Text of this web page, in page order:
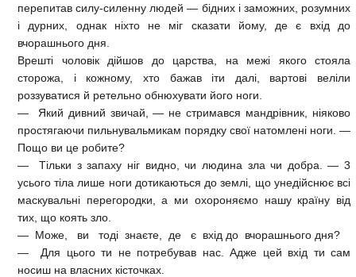
перепитав силу-силенну людей — бідних і заможних, розумних
і дурних, однак ніхто не міг сказати йому, де є вхід до
вчорашнього дня.
Врешті чоловік дійшов до царства, на межі якого стояла
сторожа, і кожному, хто бажав іти далі, вартові веліли
роззуватися й ретельно обнюхувати його ноги.
— Який дивний звичай, — не стримався мандрівник, ніяково
простягаючи пильнувальмикам порядку свої натомлені ноги. —
Пощо ви це робите?
— Тільки з запаху ніг видно, чи людина зла чи добра. — 3
усього тіла лише ноги дотикаються до землі, що унедійснює всі
маскувальні перегородки, а ми охороняємо нашу країну від
тих, що коять зло.
— Може, ви тоді знаєте, де є вхід до вчорашнього дня?
— Для цього ти не потребував нас. Адже цей вхід ти сам
носиш на власних кісточках.